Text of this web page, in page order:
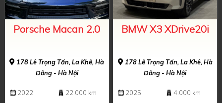
Porsche Macan 2.0
178 Lê Trọng Tấn, La Khê, Hà
Đông - Hà Nội
2022
22.000 km
BMW X3 XDrive20i
178 Lê Trọng Tấn, La Khê, Hà
Đông - Hà Nội
2025
4.000 km